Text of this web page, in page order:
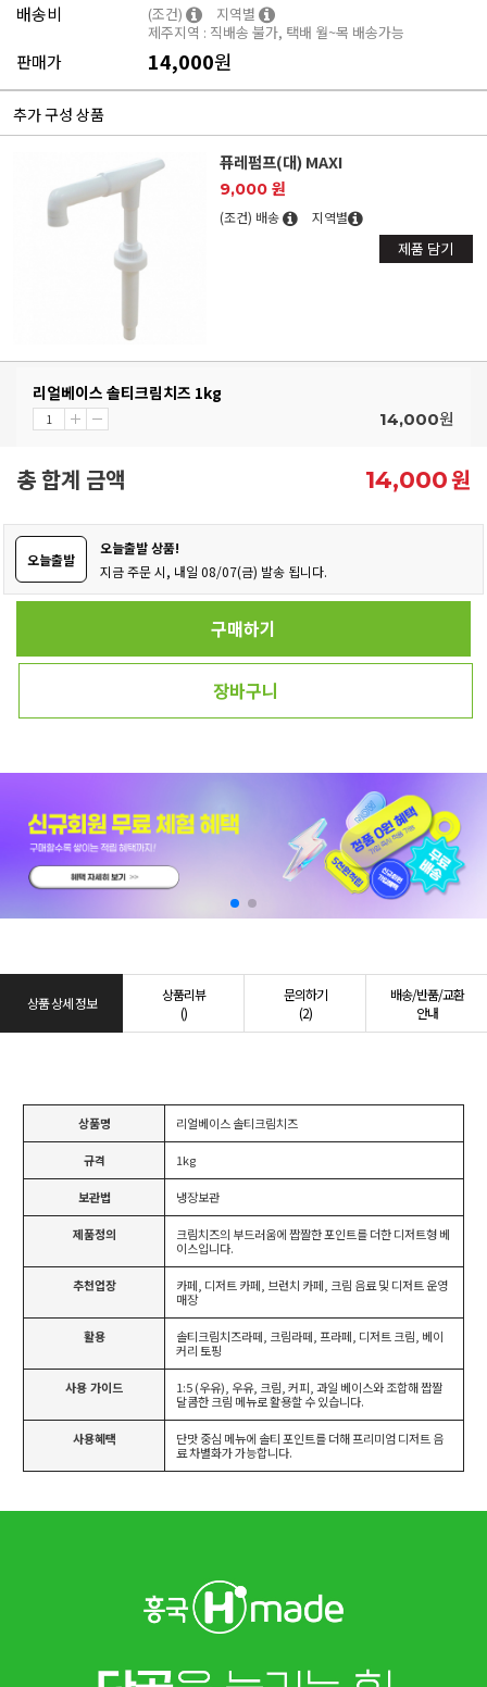
배송비 (조건)
지역별
제주지역 : 직배송 불가, 택배 월~목 배송가능
판매가 14,000원
추가 구성 상품
퓨레펌프(대) MAXI
9,000 원
(조건) 배송 지역별
제품 담기
리얼베이스 솔티크림치즈 1kg
14,000원
총 합계 금액 14,000원
오늘출발
오늘출발 상품!
지금 주문 시, 내일 08/07(금) 발송 됩니다.
구매하기
장바구니
상품 상세 정보
상품리뷰
()
문의하기
(2)
배송/반품/교환
안내
상품명 리얼베이스 솔티크림치즈
규격 1kg
보관법 냉장보관
제품정의
크림치즈의 부드러움에 짭짤한 포인트를 더한 디저트형 베
이스입니다.
추천업장
카페, 디저트 카페, 브런치 카페, 크림 음료 및 디저트 운영
매장
활용
솔티크림치즈라떼, 크림라떼, 프라페, 디저트 크림, 베이
커리 토핑
사용 가이드
1:5 (우유), 우유, 크림, 커피, 과일 베이스와 조합해 짭짤
달콤한 크림 메뉴로 활용할 수 있습니다.
사용혜택
단맛 중심 메뉴에 솔티 포인트를 더해 프리미엄 디저트 음
료 차별화가 가능합니다.